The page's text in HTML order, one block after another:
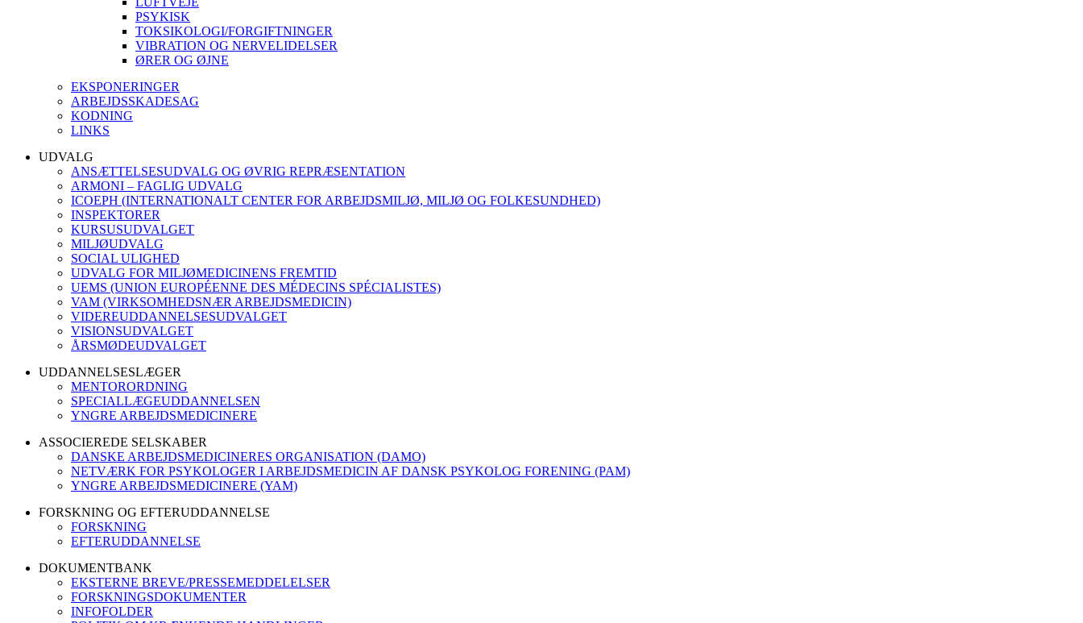
PSYKISK
TOKSIKOLOGI/FORGIFTNINGER
VIBRATION OG NERVELIDELSER
ØRER OG ØJNE
EKSPONERINGER
ARBEJDSSKADESAG
KODNING
LINKS
UDVALG
ANSÆTTELSESUDVALG OG ØVRIG REPRÆSENTATION
ARMONI – FAGLIG UDVALG
ICOEPH (INTERNATIONALT CENTER FOR ARBEJDSMILJØ, MILJØ OG FOLKESUNDHED)
INSPEKTORER
KURSUSUDVALGET
MILJØUDVALG
SOCIAL ULIGHED
UDVALG FOR MILJØMEDICINENS FREMTID
UEMS (UNION EUROPÉENNE DES MÉDECINS SPÉCIALISTES)
VAM (VIRKSOMHEDSNÆR ARBEJDSMEDICIN)
VIDEREUDDANNELSESUDVALGET
VISIONSUDVALGET
ÅRSMØDEUDVALGET
UDDANNELSESLÆGER
MENTORORDNING
SPECIALLÆGEUDDANNELSEN
YNGRE ARBEJDSMEDICINERE
ASSOCIEREDE SELSKABER
DANSKE ARBEJDSMEDICINERES ORGANISATION (DAMO)
NETVÆRK FOR PSYKOLOGER I ARBEJDSMEDICIN AF DANSK PSYKOLOG FORENING (PAM)
YNGRE ARBEJDSMEDICINERE (YAM)
FORSKNING OG EFTERUDDANNELSE
FORSKNING
EFTERUDDANNELSE
DOKUMENTBANK
EKSTERNE BREVE/PRESSEMEDDELELSER
FORSKNINGSDOKUMENTER
INFOFOLDER